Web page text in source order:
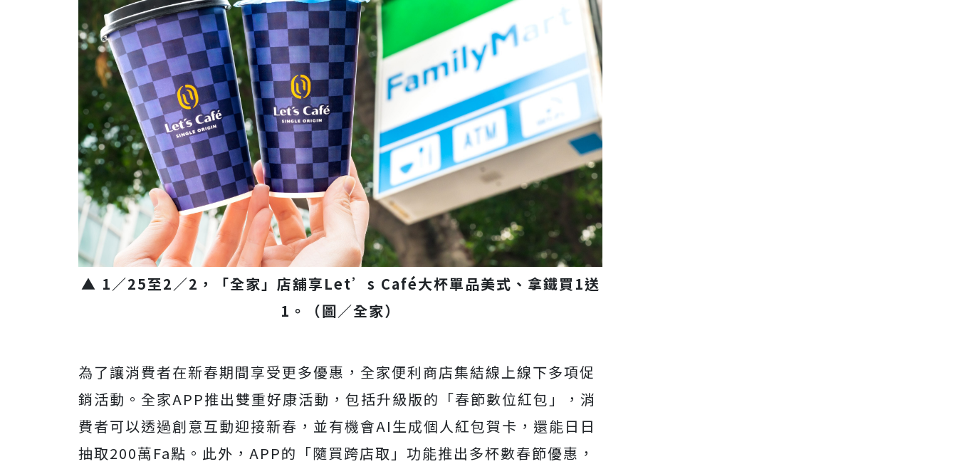
▲ 1／25至2／2，「全家」店舖享Let’s Café大杯單品美式、拿鐵買1送
1。（圖／全家）
為了讓消費者在新春期間享受更多優惠，全家便利商店集結線上線下多項促
銷活動。全家APP推出雙重好康活動，包括升級版的「春節數位紅包」，消
費者可以透過創意互動迎接新春，並有機會AI生成個人紅包賀卡，還能日日
抽取200萬Fa點。此外，APP的「隨買跨店取」功能推出多杯數春節優惠，